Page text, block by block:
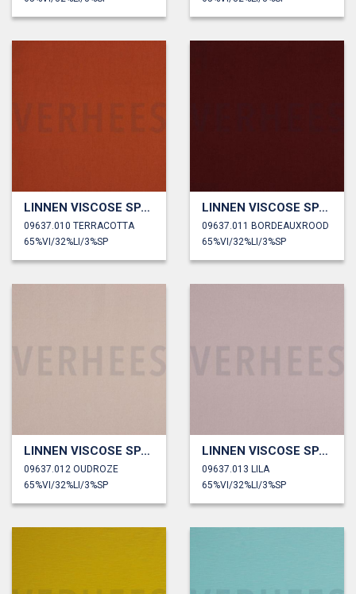
LINNEN VISCOSE SPANDEX
09637.010 TERRACOTTA
65%VI/32%LI/3%SP
LINNEN VISCOSE SPANDEX
09637.011 BORDEAUXROOD
65%VI/32%LI/3%SP
LINNEN VISCOSE SPANDEX
09637.012 OUDROZE
65%VI/32%LI/3%SP
LINNEN VISCOSE SPANDEX
09637.013 LILA
65%VI/32%LI/3%SP